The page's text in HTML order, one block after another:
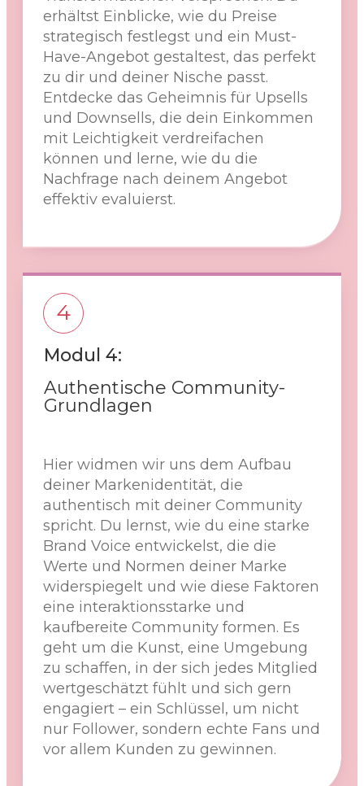
erhältst Einblicke, wie du Preise
strategisch festlegst und ein Must-
Have-Angebot gestaltest, das perfekt
zu dir und deiner Nische passt.
Entdecke das Geheimnis für Upsells
und Downsells, die dein Einkommen
mit Leichtigkeit verdreifachen
können und lerne, wie du die
Nachfrage nach deinem Angebot
effektiv evaluierst.
4
Modul 4:
Authentische Community-
Grundlagen
Hier widmen wir uns dem Aufbau
deiner Markenidentität, die
authentisch mit deiner Community
spricht. Du lernst, wie du eine starke
Brand Voice entwickelst, die die
Werte und Normen deiner Marke
widerspiegelt und wie diese Faktoren
eine interaktionsstarke und
kaufbereite Community formen. Es
geht um die Kunst, eine Umgebung
zu schaffen, in der sich jedes Mitglied
wertgeschätzt fühlt und sich gern
engagiert – ein Schlüssel, um nicht
nur Follower, sondern echte Fans und
vor allem Kunden zu gewinnen.